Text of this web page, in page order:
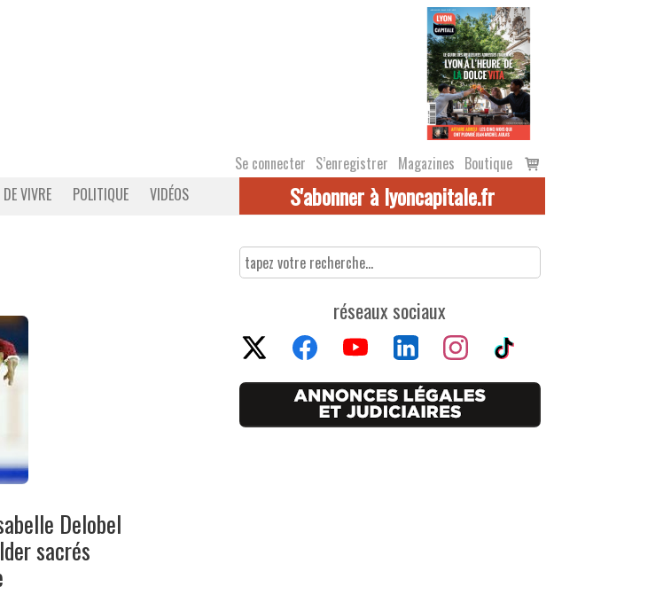
Se connecter S’enregistrer Magazines Boutique
Voir
le
VIVRE POLITIQUE VIDÉOS S'abonner à lyoncapitale.fr
Delobel
sacrés
réseaux sociaux